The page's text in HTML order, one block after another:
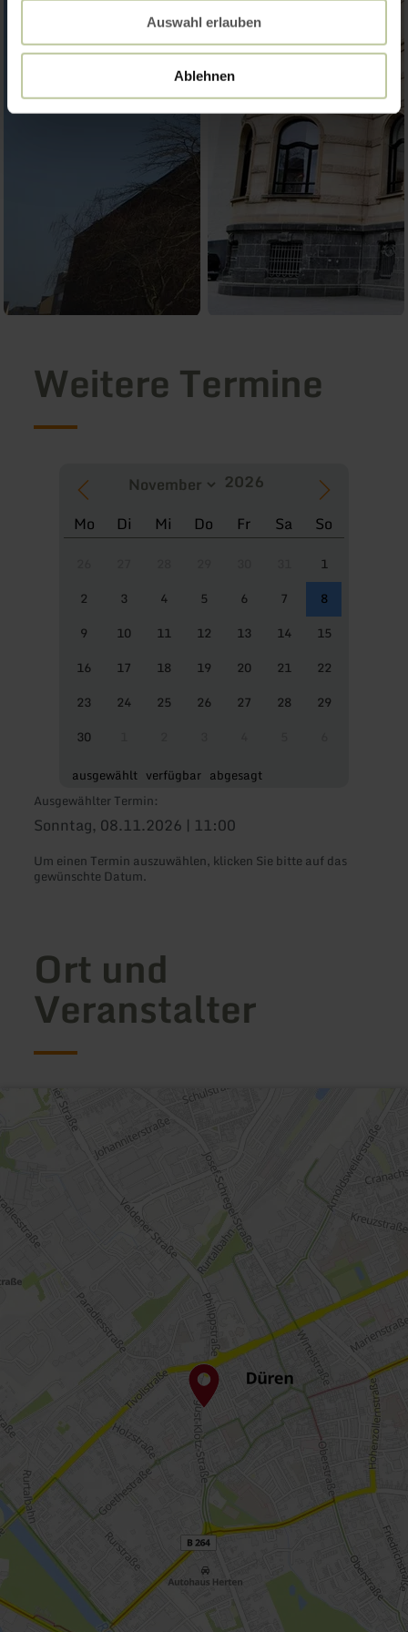
Auswahl erlauben
Ablehnen
Weitere Termine
Mo Di Mi Do Fr Sa So
1
2
3 4 5 6 7
8
9
10 11 12 13 14
15
16
17 18 19 20 21
22
23
24 25 26 27 28
29
30
ausgewählt verfügbar abgesagt
Ausgewählter Termin:
Sonntag, 08.11.2026 | 11:00
Um einen Termin auszuwählen, klicken Sie bitte auf das
gewünschte Datum.
Ort und
Veranstalter